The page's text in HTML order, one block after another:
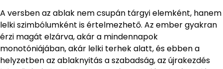
A versben az ablak nem csupán tárgyi elemként, hanem
lelki szimbólumként is értelmezhető. Az ember gyakran
érzi magát elzárva, akár a mindennapok
monotóniájában, akár lelki terhek alatt, és ebben a
helyzetben az ablaknyitás a szabadság, az újrakezdés